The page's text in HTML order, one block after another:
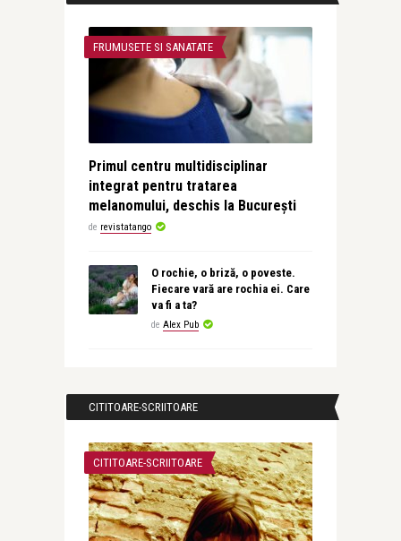
FRUMUSETE SI SANATATE
Primul centru multidisciplinar
integrat pentru tratarea
melanomului, deschis la București
de revistatango
O rochie, o briză, o poveste.
Fiecare vară are rochia ei. Care
va fi a ta?
de Alex Pub
CITITOARE-SCRIITOARE
CITITOARE-SCRIITOARE